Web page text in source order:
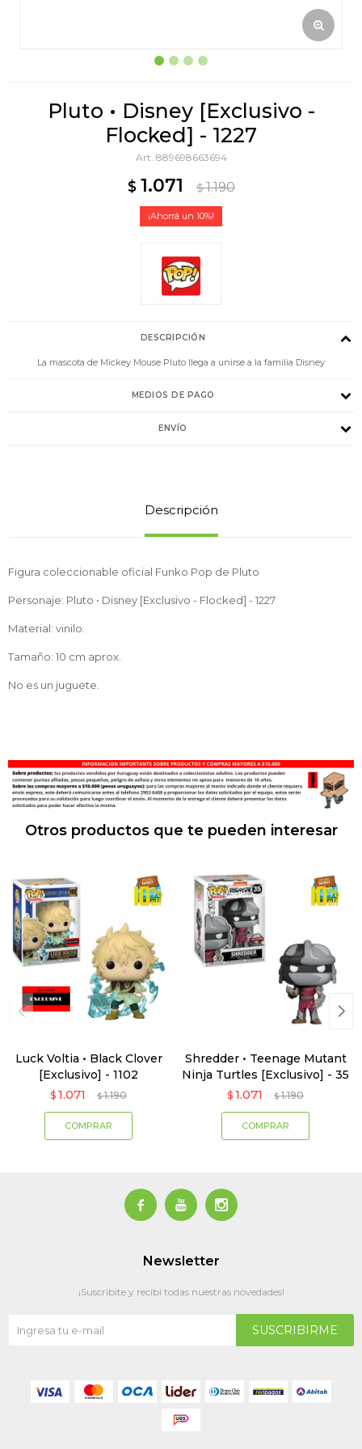
Pluto • Disney [Exclusivo -
Flocked] - 1227
889698663694
$ 1.071 $ 1.190
10
DESCRIPCIÓN
La mascota de Mickey Mouse Pluto llega a unirse a la familia Disney
MEDIOS DE PAGO
ENVÍO
Descripción
Figura coleccionable oficial Funko Pop de Pluto
Personaje: Pluto • Disney [Exclusivo - Flocked] - 1227
Material: vinilo.
Tamaño: 10 cm aprox.
No es un juguete.
Otros productos que te pueden interesar
Luck Voltia • Black Clover
[Exclusivo] - 1102
$ 1.071 $ 1.190
Shredder • Teenage Mutant
Ninja Turtles [Exclusivo] - 35
$ 1.071 $ 1.190
  
Newsletter
¡Suscribite y recibí todas nuestras novedades!
SUSCRIBIRME